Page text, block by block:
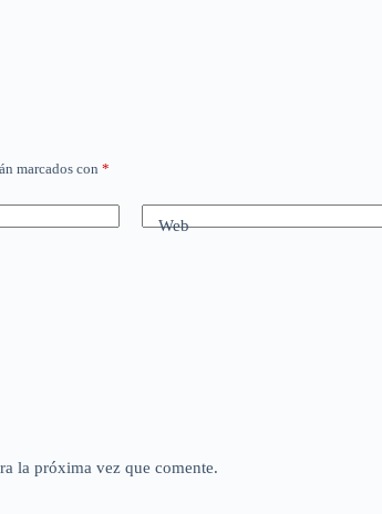
marcados con *
Web
la próxima vez que comente.